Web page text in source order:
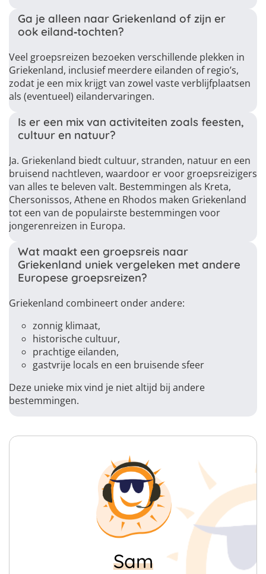
Sam
Ga je alleen naar Griekenland of zijn er
ook eiland‑tochten?
Veel groepsreizen bezoeken verschillende plekken in
Griekenland, inclusief meerdere eilanden of regio’s,
zodat je een mix krijgt van zowel vaste verblijfplaatsen
als (eventueel) eilandervaringen.
Is er een mix van activiteiten zoals feesten,
cultuur en natuur?
Ja. Griekenland biedt cultuur, stranden, natuur en een
bruisend nachtleven, waardoor er voor groepsreizigers
van alles te beleven valt. Bestemmingen als Kreta,
Chersonissos, Athene en Rhodos maken Griekenland
tot een van de populairste bestemmingen voor
jongerenreizen in Europa.
Wat maakt een groepsreis naar
Griekenland uniek vergeleken met andere
Europese groepsreizen?
Griekenland combineert onder andere:
zonnig klimaat,
historische cultuur,
prachtige eilanden,
gastvrije locals en een bruisende sfeer
Deze unieke mix vind je niet altijd bij andere
bestemmingen.